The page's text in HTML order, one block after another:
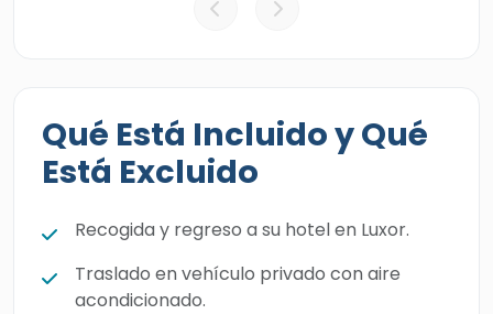
Qué Está Incluido y Qué
Está Excluido
Recogida y regreso a su hotel en Luxor.
Traslado en vehículo privado con aire
acondicionado.